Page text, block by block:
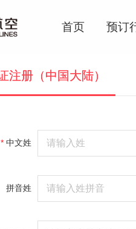
首页 预订
注册（中国大陆）
中文姓
拼音姓